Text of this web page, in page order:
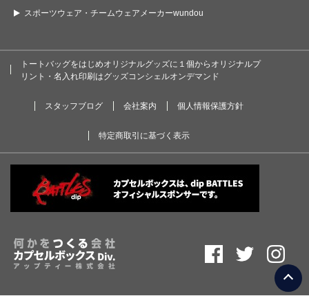
スポーツウェア・チームウェアメーカーwundou
トートバッグをはじめオリジナルグッズに１個からオリジナルプ
リント・名入れ印刷はグッズコンシェルオンデマンド
スタッフブログ 会社案内 個人情報保護方針
特定商取引に基づく表示